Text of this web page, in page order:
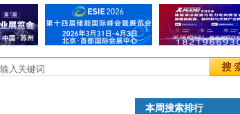
本周搜索排行